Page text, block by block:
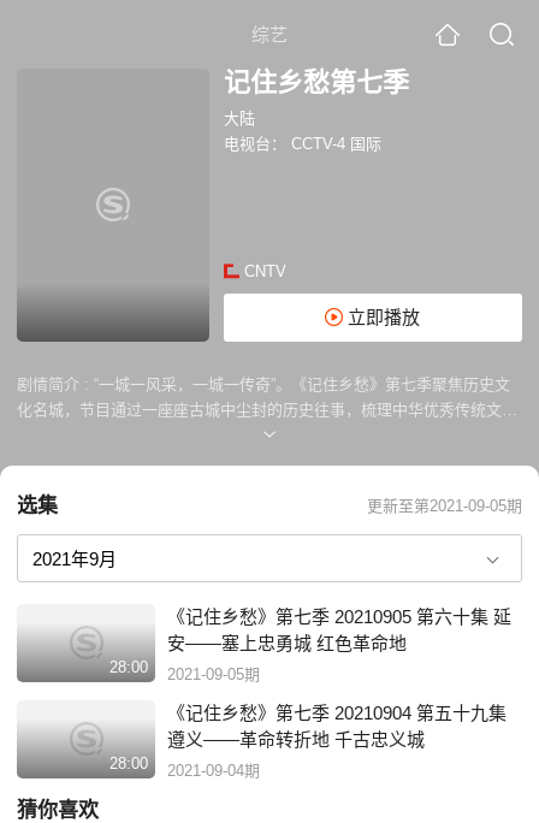
综艺
记住乡愁第七季
大陆
电视台：
CCTV-4 国际
CNTV
立即播放
剧情简介 : “一城一风采，一城一传奇”。《记住乡愁》第七季聚焦历史文
化名城，节目通过一座座古城中尘封的历史往事，梳理中华优秀传统文化
的由来、传承和发展，讲述古城中那些金戈铁马、威武不屈的铁血传奇和
采，记录新时代的古城发展。
选集 更新至第2021-09-05期
28:00
《记住乡愁》第七季 20210905 第六十集 延
安——塞上忠勇城 红色革命地
2021-09-05期
28:00
《记住乡愁》第七季 20210904 第五十九集
遵义——革命转折地 千古忠义城
2021-09-04期
猜你喜欢